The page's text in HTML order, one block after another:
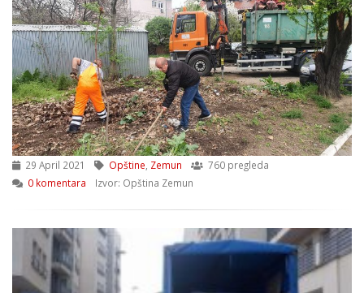
29 April 2021 Opštine Zemun
760 pregleda
0 komentara
Izvor: Opština Zemun